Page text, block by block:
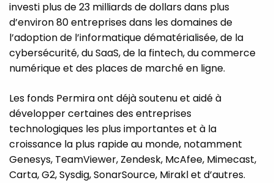
investi plus de 23 milliards de dollars dans plus
d’environ 80 entreprises dans les domaines de
l’adoption de l’informatique dématérialisée, de la
cybersécurité, du SaaS, de la fintech, du commerce
numérique et des places de marché en ligne.
Les fonds Permira ont déjà soutenu et aidé à
développer certaines des entreprises
technologiques les plus importantes et à la
croissance la plus rapide au monde, notamment
Genesys, TeamViewer, Zendesk, McAfee, Mimecast,
Carta, G2, Sysdig, SonarSource, Mirakl et d’autres.